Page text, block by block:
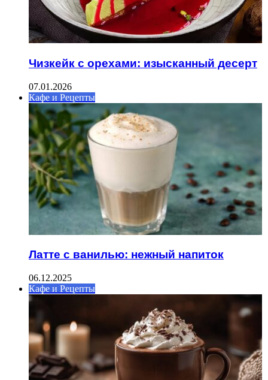
Чизкейк с орехами: изысканный десерт
07.01.2026
Кафе и Рецепты
Латте с ванилью: нежный напиток
06.12.2025
Кафе и Рецепты